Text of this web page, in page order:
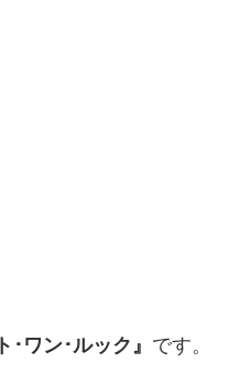
･ワン･ルック 』 です。